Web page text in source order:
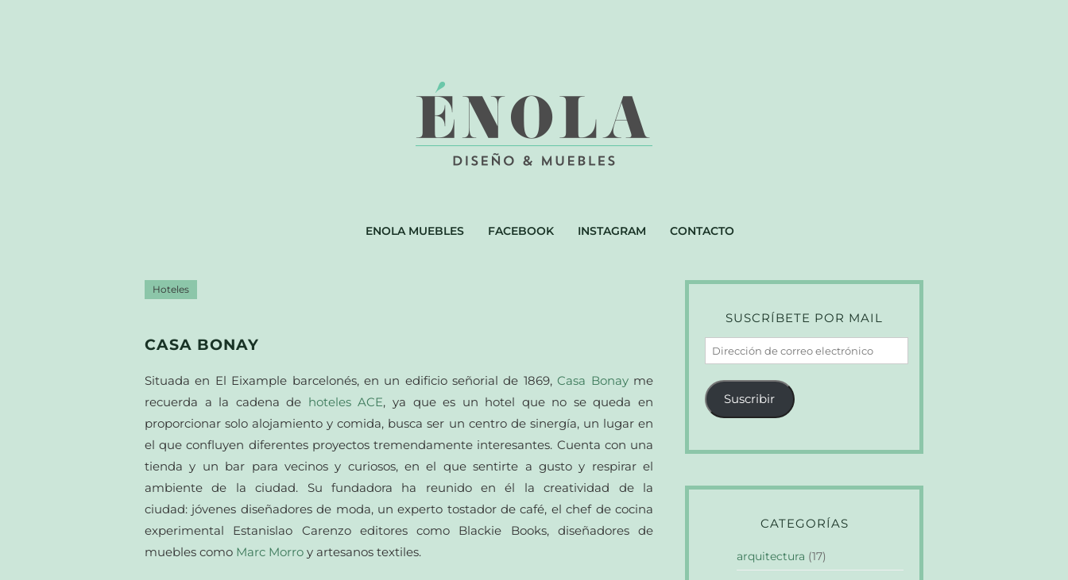
ENOLA MUEBLES FACEBOOK INSTAGRAM CONTACTO
Hoteles
CASA BONAY
Situada en El Eixample barcelonés, en un edificio señorial de 1869,Casa Bonayme
recuerda a la cadena de hoteles ACE, ya que es un hotel que no se queda en
proporcionar solo alojamiento y comida, busca ser un centro de sinergía, un lugar en
el que confluyen diferentes proyectos tremendamente interesantes. Cuenta con una
tienda y un bar para vecinos y curiosos, en el que sentirte a gusto y respirar el
ambiente de la ciudad. Su fundadora ha reunido en él la creatividad de la
ciudad: jóvenes diseñadores de moda, un experto tostador de café, el chef de cocina
experimental Estanislao Carenzo editores como Blackie Books, diseñadores de
muebles como Marc Morro y artesanos textiles.
SUSCRÍBETE POR MAIL
Dirección
de
correo
electrónico
Suscribir
CATEGORÍAS
arquitectura (17)